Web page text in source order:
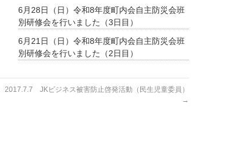
6月28日（日）令和8年度町内会自主防災会班
別研修会を行いました（3日目）
6月21日（日）令和8年度町内会自主防災会班
別研修会を行いました（2日目）
2017.7.7 JKビジネス被害防止啓発活動（民生児童委員）
→